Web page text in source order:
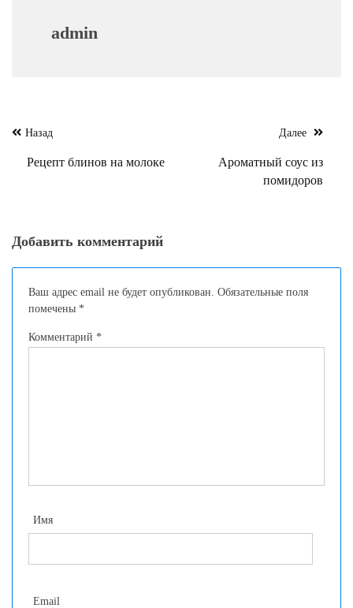
admin
Навигация
записям
Назад
Рецепт блинов на молоке
Далее
Ароматный соус из
помидоров
Добавить комментарий
Ваш адрес email не будет опубликован. Обязательные поля
помечены *
Комментарий *
Имя
Email